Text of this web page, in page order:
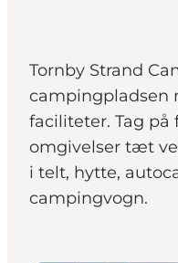
Events
Overnatting
Planlegg ferien
Tornby Strand
campingpladsen
faciliteter. Tag på
omgivelser tæt
i telt, hytte,
campingvogn.